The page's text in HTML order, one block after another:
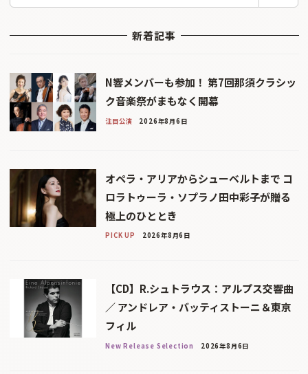
新着記事
N響メンバーも参加！ 第7回那須クラシッ
ク音楽祭がまもなく開幕
注目公演 2026年8月6日
オペラ・アリアからシューベルトまで コ
ロラトゥーラ・ソプラノ田中彩子が贈る
極上のひととき
PICK UP 2026年8月6日
【CD】R.シュトラウス：アルプス交響曲
／ アンドレア・バッティストーニ＆東京
フィル
New Release Selection 2026年8月6日